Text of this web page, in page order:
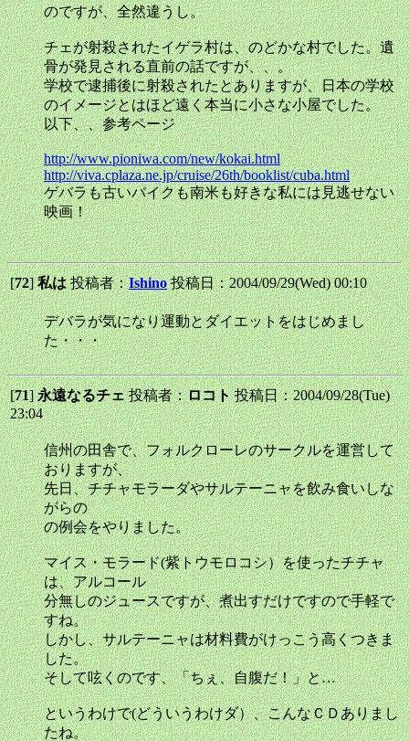
のですが、全然違うし。
チェが射殺されたイゲラ村は、のどかな村でした。遺
骨が発見される直前の話ですが、、。
学校で逮捕後に射殺されたとありますが、日本の学校
のイメージとはほど遠く本当に小さな小屋でした。
以下、、参考ページ
http://www.pioniwa.com/new/kokai.html
http://viva.cplaza.ne.jp/cruise/26th/booklist/cuba.html
ゲバラも古いバイクも南米も好きな私には見逃せない
映画！
[72]私は投稿者：Ishino 投稿日：2004/09/29(Wed) 00:10
デバラが気になり運動とダイエットをはじめまし
た・・・
[71]永遠なるチェ投稿者：ロコト投稿日：2004/09/28(Tue)
23:04
信州の田舎で、フォルクローレのサークルを運営して
おりますが、
先日、チチャモラーダやサルテーニャを飲み食いしな
がらの
の例会をやりました。
マイス・モラード(紫トウモロコシ）を使ったチチャ
は、アルコール
分無しのジュースですが、煮出すだけですので手軽で
すね。
しかし、サルテーニャは材料費がけっこう高くつきま
した。
そして呟くのです、「ちぇ、自腹だ！」と…
というわけで(どういうわけダ）、こんなＣＤありまし
たね。